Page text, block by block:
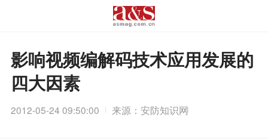
影响视频编解码技术应用发展的
四大因素
2012-05-24 09:50:00 来源：安防知识网